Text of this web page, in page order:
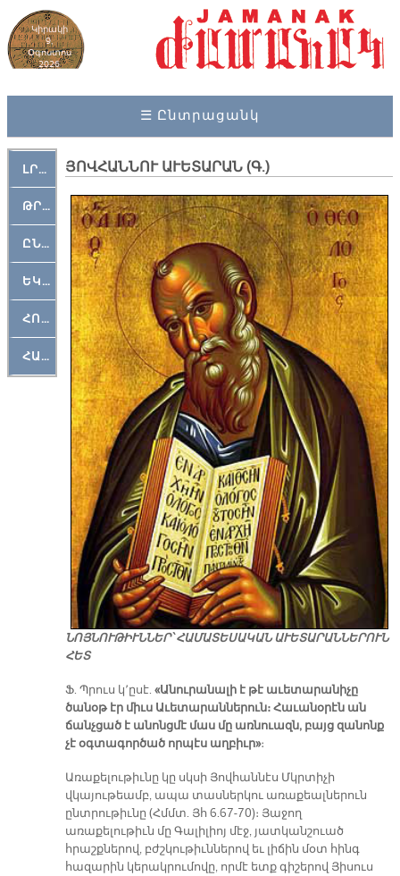
Կիրակի
9,
Օգոստոս
2026
☰ Ընտրացանկ
ԼՐԱՀՈՍ
ԹՐՔԱՀԱՅ ԿԵԱՆՔ
ԸՆԿԵՐԱՄՇԱԿՈՒԹԱՅԻՆ
ԵԿԵՂԵՑԱԿԱՆ
ՀՈԳԵՄՏԱՒՈՐ
ՀԱՐԹԱԿ
ՅՈՎՀԱՆՆՈՒ Ա­ՒԵ­ՏԱ­ՐԱ­Ն (Գ.)
ՆՈՅ­ՆՈՒ­ԹԻՒՆ­ՆԵՐ՝ ՀԱ­ՄԱ­ՏԵ­ՍԱ­ԿԱՆ Ա­ՒԵ­ՏԱ­ՐԱՆ­ՆԵ­ՐՈՒՆ
ՀԵՏ
Ֆ. Պրուս կ՚ըսէ. «Անուրանալի է թէ աւետարանիչը
ծանօթ էր միւս Աւետարաններուն։ Հաւանօրէն ան
ճանչցած է անոնցմէ մաս մը առնուազն, բայց զանոնք
չէ օգտագործած որպէս աղբիւր»։
Առաքելութիւնը կը սկսի Յովհաննէս Մկրտիչի
վկայութեամբ, ապա տասներկու առաքեալներուն
ընտրութիւնը (Հմմտ. Յհ 6.67-70)։ Յաջող
առաքելութիւն մը Գալիլիոյ մէջ, յատկանշուած
հրաշքներով, բժշկութիւններով եւ լիճին մօտ հինգ
հազարին կերակրումովը, որմէ ետք գիշերով Յիսուս